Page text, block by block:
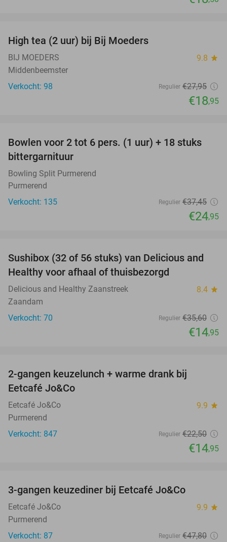
High tea (2 uur) bij Bij Moeders
BIJ MOEDERS 9.8 star
Middenbeemster
Verkocht: 98
Regulier €27,95
€18,95
33%
Bowlen voor 2 tot 6 pers. (1 uur) + 18 stuks
bittergarnituur
Bowling Split Purmerend
Purmerend
Verkocht: 135
Regulier €37,45
€24,95
58%
Sushibox (32 of 56 stuks) van Delicious and
Healthy voor afhaal of thuisbezorgd
Delicious and Healthy Zaanstreek 8.4 star
Zaandam
Verkocht: 70
Regulier €35,60
€14,95
2-gangen keuzelunch + warme drank bij
Eetcafé Jo&Co
Eetcafé Jo&Co 9.9 star
Purmerend
Verkocht: 847
Regulier €22,50
€14,95
3-gangen keuzediner bij Eetcafé Jo&Co
Eetcafé Jo&Co 9.9 star
Purmerend
Verkocht: 87
Regulier €47,80